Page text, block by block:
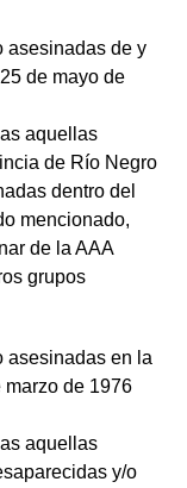
asesinadas de y
de mayo de
aquellas
de Río Negro
dentro del
mencionado,
de la AAA
grupos
asesinadas en la
de 1976
aquellas
y/o